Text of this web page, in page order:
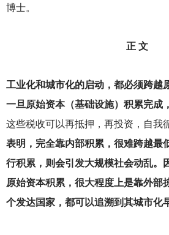
博士。
正 文
工业化和城市化的启动，都必须跨越
一旦原始资本（基础设施）积累完成
这些税收可以再抵押，再投资，自我
表明，完全靠内部积累，很难跨越最
行积累，则会引发大规模社会动乱。
原始资本积累，很大程度上是靠外部
个发达国家，都可以追溯到其城市化